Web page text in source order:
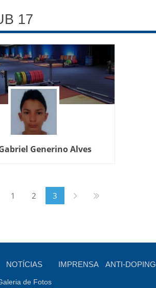
17
Generino Alves
1 2 3
NOTÍCIAS
de Fotos
IMPRENSA ANTI-DOPING